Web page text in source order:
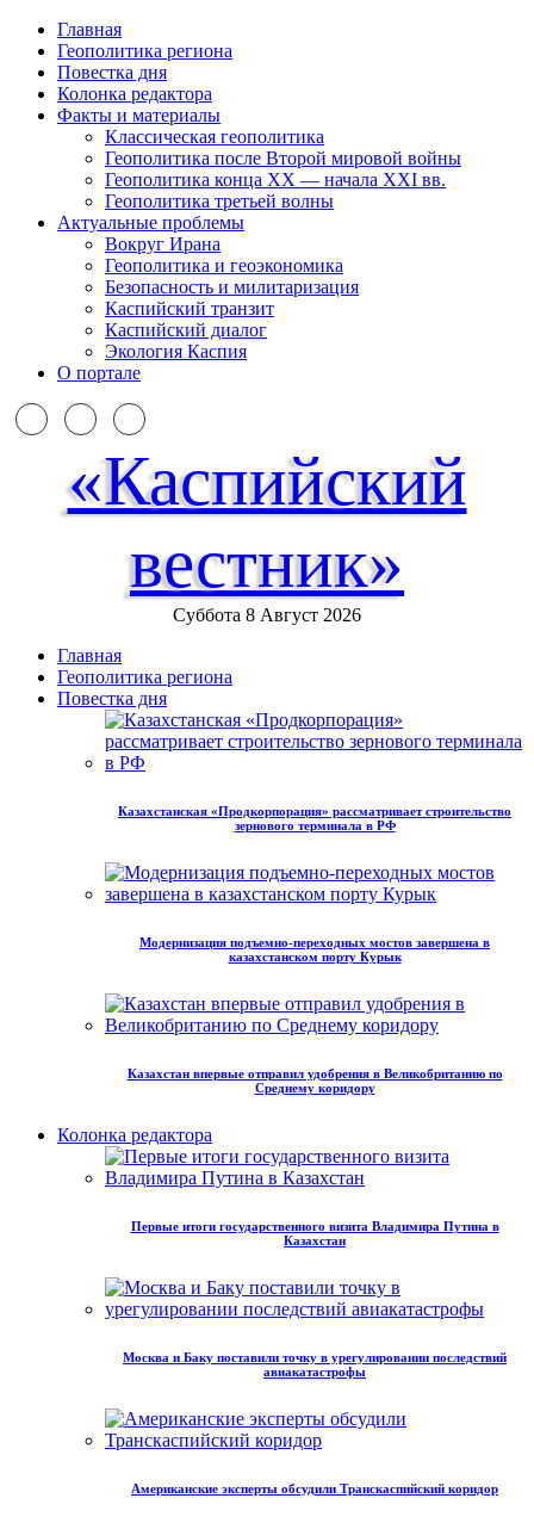
Главная
Геополитика региона
Повестка дня
Колонка редактора
Факты и материалы
Классическая геополитика
Геополитика после Второй мировой войны
Геополитика конца XX — начала XXI вв.
Геополитика третьей волны
Актуальные проблемы
Вокруг Ирана
Геополитика и геоэкономика
Безопасность и милитаризация
Каспийский транзит
Каспийский диалог
Экология Каспия
О портале
«Каспийский
вестник»
Суббота 8 Август 2026
Главная
Геополитика региона
Повестка дня
Казахстанская «Продкорпорация» рассматривает строительство
зернового терминала в РФ
Модернизация подъемно-переходных мостов завершена в
казахстанском порту Курык
Казахстан впервые отправил удобрения в Великобританию по
Среднему коридору
Колонка редактора
Первые итоги государственного визита Владимира Путина в
Казахстан
Москва и Баку поставили точку в урегулировании последствий
авиакатастрофы
Американские эксперты обсудили Транскаспийский коридор